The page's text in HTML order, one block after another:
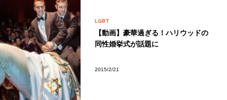
LGBT
【動画】豪華過ぎる！ハリウッドの
同性婚挙式が話題に
2015/2/21